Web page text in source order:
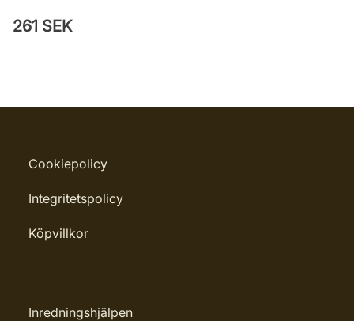
261 SEK
Cookiepolicy
Integritetspolicy
Köpvillkor
Inredningshjälpen